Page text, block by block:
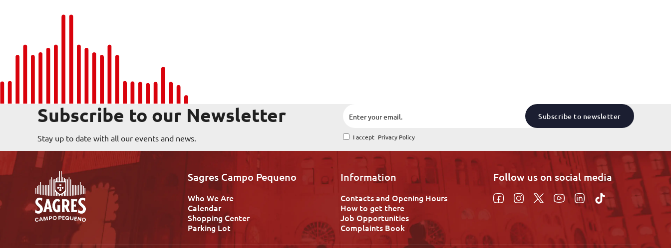
Subscribe to our Newsletter
Stay up to date with all our events and news.
Subscribe to newsletter
I accept Privacy Policy
Sagres Campo Pequeno
Who We Are
Calendar
Shopping Center
Parking Lot
Information
Contacts and Opening Hours
How to get there
Job Opportunities
Complaints Book
Follow us on social media